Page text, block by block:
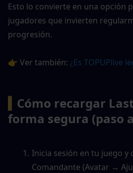
Esto lo convierte en una opción
jugadores que invierten
progresión.
👉 Ver también: ¿Es TOPUPlive
Cómo recargar
forma segura (paso
Inicia sesión en tu juego y
Comandante (Avatar →